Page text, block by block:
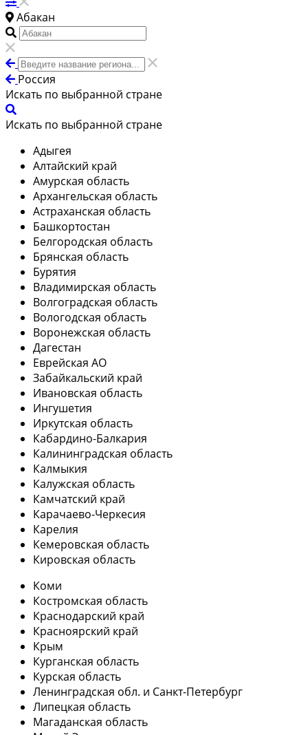
Абакан
Россия
Искать по выбранной стране
Искать по выбранной стране
Адыгея
Алтайский край
Амурская область
Архангельская область
Астраханская область
Башкортостан
Белгородская область
Брянская область
Бурятия
Владимирская область
Волгоградская область
Вологодская область
Воронежская область
Дагестан
Еврейская АО
Забайкальский край
Ивановская область
Ингушетия
Иркутская область
Кабардино-Балкария
Калининградская область
Калмыкия
Калужская область
Камчатский край
Карачаево-Черкесия
Карелия
Кемеровская область
Кировская область
Коми
Костромская область
Краснодарский край
Красноярский край
Крым
Курганская область
Курская область
Ленинградская обл. и Санкт-Петербург
Липецкая область
Магаданская область